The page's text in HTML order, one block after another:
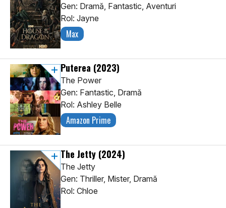
Gen: Dramă, Fantastic, Aventuri
Rol: Jayne
Max
Puterea (2023)
The Power
Gen: Fantastic, Dramă
Rol: Ashley Belle
Amazon Prime
The Jetty (2024)
The Jetty
Gen: Thriller, Mister, Dramă
Rol: Chloe